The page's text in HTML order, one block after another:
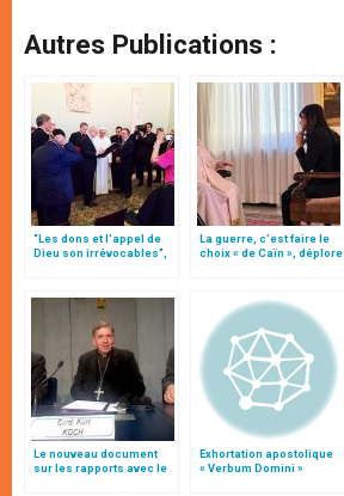
Autres Publications :
"Les dons et l'appel de
Dieu son irrévocables",
La guerre, c’est faire le
choix « de Caïn », déplore
Le nouveau document
sur les rapports avec le
Exhortation apostolique
« Verbum Domini »